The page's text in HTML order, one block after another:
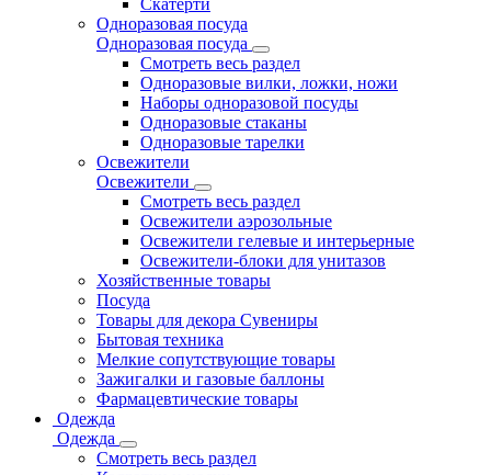
Скатерти
Одноразовая посуда
Одноразовая посуда
Смотреть весь раздел
Одноразовые вилки, ложки, ножи
Наборы одноразовой посуды
Одноразовые стаканы
Одноразовые тарелки
Освежители
Освежители
Смотреть весь раздел
Освежители аэрозольные
Освежители гелевые и интерьерные
Освежители-блоки для унитазов
Хозяйственные товары
Посуда
Товары для декора Сувениры
Бытовая техника
Мелкие сопутствующие товары
Зажигалки и газовые баллоны
Фармацевтические товары
Одежда
Одежда
Смотреть весь раздел